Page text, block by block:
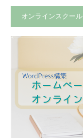
オンラインスクール